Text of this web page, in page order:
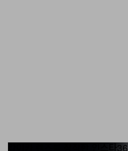
라 공개